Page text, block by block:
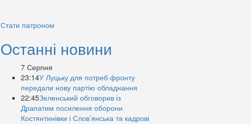
Стати патроном
Останні новини
7 Серпня
23:14У Луцьку для потреб фронту
передали нову партію обладнання
22:45Зеленський обговорив із
Драпатим посилення оборони
Костянтинівки і Слов’янська та кадрові